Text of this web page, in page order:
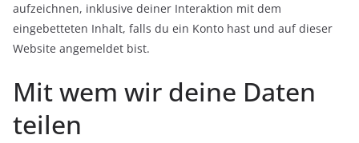
aufzeichnen, inklusive deiner Interaktion mit dem
eingebetteten Inhalt, falls du ein Konto hast und auf dieser
Website angemeldet bist.
Mit wem wir deine Daten
teilen